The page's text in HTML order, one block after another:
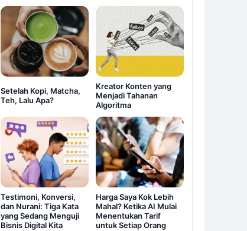
Setelah Kopi, Matcha,
Teh, Lalu Apa?
Kreator Konten yang
Menjadi Tahanan
Algoritma
Testimoni, Konversi,
dan Nurani: Tiga Kata
yang Sedang Menguji
Bisnis Digital Kita
Harga Saya Kok Lebih
Mahal? Ketika AI Mulai
Menentukan Tarif
untuk Setiap Orang